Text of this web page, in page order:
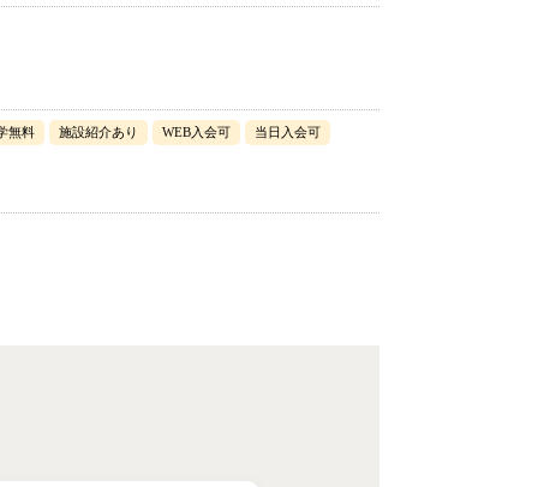
無料 施設紹介あり WEB入会可 当日入会可